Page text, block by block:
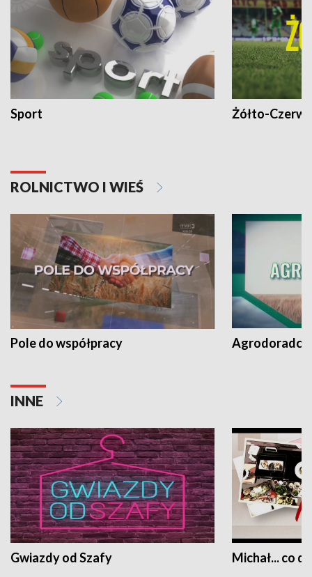
Sport Żółto-
ROLNICTWO I WIEŚ
Pole do współpracy Agrodoradcy
INNE
Gwiazdy od Szafy Michał... co